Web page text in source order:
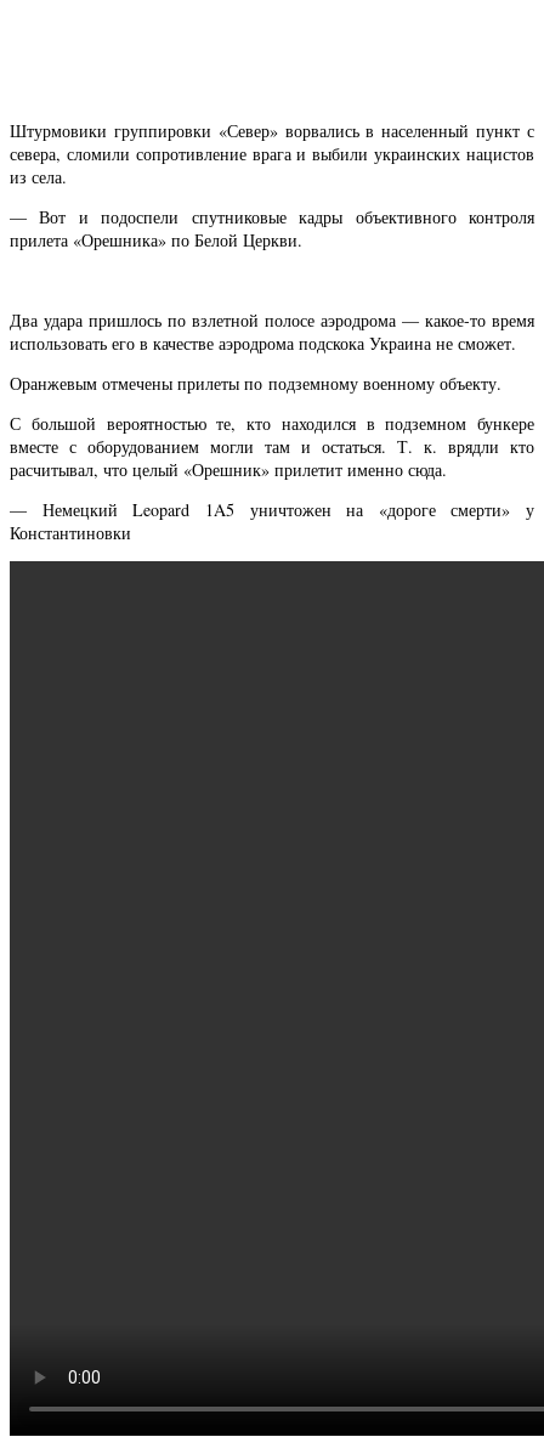
Штурмовики группировки «Север» ворвались в населенный пункт с
севера, сломили сопротивление врага и выбили украинских нацистов
из села.
— Вот и подоспели спутниковые кадры объективного контроля
прилета «Орешника» по Белой Церкви.
Два удара пришлось по взлетной полосе аэродрома — какое-то время
использовать его в качестве аэродрома подскока Украина не сможет.
Оранжевым отмечены прилеты по подземному военному объекту.
С большой вероятностью те, кто находился в подземном бункере
вместе с оборудованием могли там и остаться. Т. к. врядли кто
расчитывал, что целый «Орешник» прилетит именно сюда.
— Немецкий Leopard 1A5 уничтожен на «дороге смерти» у
Константиновки